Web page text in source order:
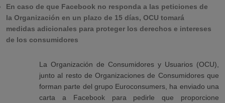
En caso de que Facebook no responda a las peticiones de
la Organización en un plazo de 15 días, OCU tomará
medidas adicionales para proteger los derechos e intereses
de los consumidores
La Organización de Consumidores y Usuarios (OCU),
junto al resto de Organizaciones de Consumidores que
forman parte del grupo Euroconsumers, ha enviado una
carta a Facebook para pedirle que proporcione